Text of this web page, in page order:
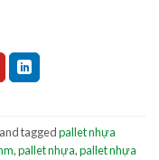
taggedpallet nhựa
,pallet nhựa,pallet nhựa